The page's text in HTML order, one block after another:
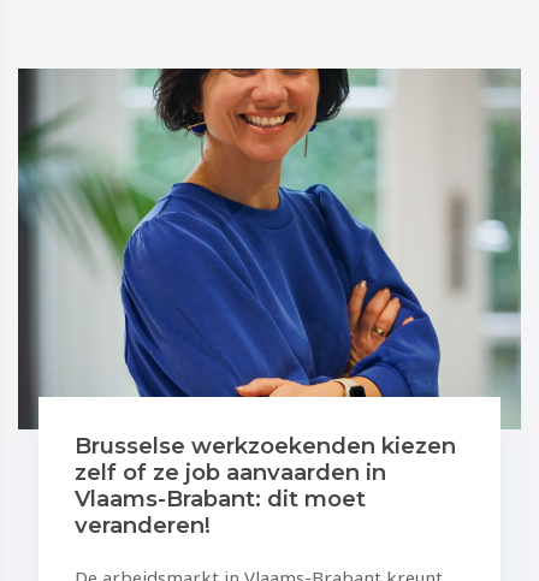
Brusselse werkzoekenden kiezen
zelf of ze job aanvaarden in
Vlaams-Brabant: dit moet
veranderen!